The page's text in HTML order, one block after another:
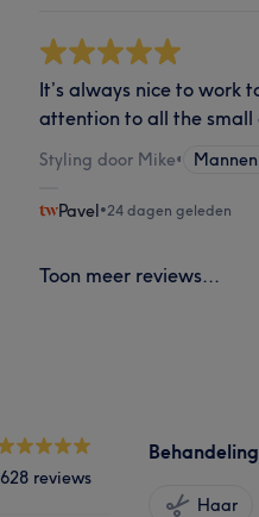
It’s always nice to work
attention to all the small
Styling door Mike•
Pavel•24 dagen geleden
Toon meer reviews...
628 reviews
Haar